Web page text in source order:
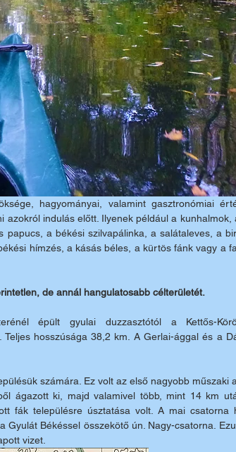
hagyományai, valamint gasztronómiai
indulás előtt. Ilyenek például a kunhalmok,
a békési szilvapálinka, a salátaleves, a
hímzés, a kásás béles, a kürtös fánk vagy a
de annál hangulatosabb célterületét.
épült gyulai duzzasztótól a Kettős-
hosszúsága 38,2 km. A Gerlai-ággal és a
számára. Ez volt az első nagyobb műszaki
ágazott ki, majd valamivel több, mint 14 km
fák településre úsztatása volt. A mai csatorna
Békéssel összekötő ún. Nagy-csatorna.
vizet.